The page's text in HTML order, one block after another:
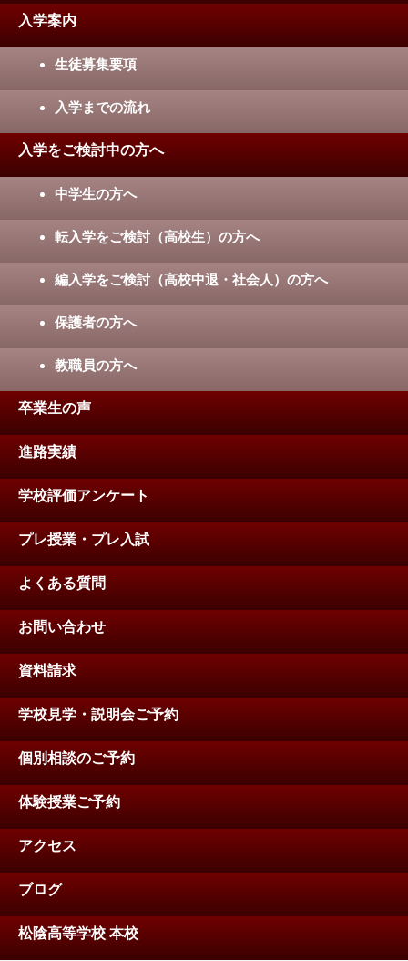
入学案内
生徒募集要項
入学までの流れ
入学をご検討中の方へ
中学生の方へ
転入学をご検討（高校生）の方へ
編入学をご検討（高校中退・社会人）の方へ
保護者の方へ
教職員の方へ
卒業生の声
進路実績
学校評価アンケート
プレ授業・プレ入試
よくある質問
お問い合わせ
資料請求
学校見学・説明会ご予約
個別相談のご予約
体験授業ご予約
アクセス
ブログ
松陰高等学校 本校